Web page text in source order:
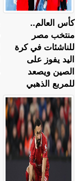
كأس العالم..
منتخب مصر
للناشئات في كرة
اليد يفوز على
الصين ويصعد
للمربع الذهبي